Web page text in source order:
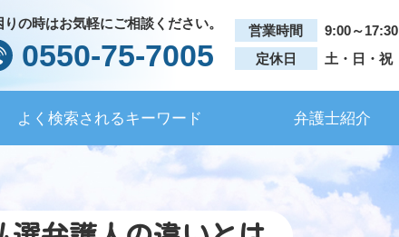
の時はお気軽にご相談ください。
0550-75-7005
営業時間
9:00～17:30
定休日
土・日・祝
よく検索されるキーワード 弁護士紹介